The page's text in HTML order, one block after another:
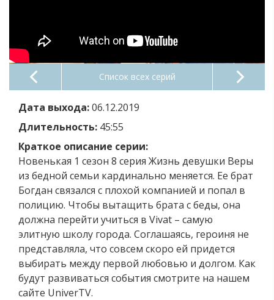
Список всех серий
Дата выхода:06.12.2019
Длительность: 45:55
Краткое описание серии:
Новенькая 1 сезон 8 серия Жизнь девушки Веры
из бедной семьи кардинально меняется. Ее брат
Богдан связался с плохой компанией и попал в
полицию. Чтобы вытащить брата с беды, она
должна перейти учиться в Vivat – самую
элитную школу города. Соглашаясь, героиня не
представляла, что совсем скоро ей придется
выбирать между первой любовью и долгом. Как
будут развиваться события смотрите на нашем
сайте UniverTV.